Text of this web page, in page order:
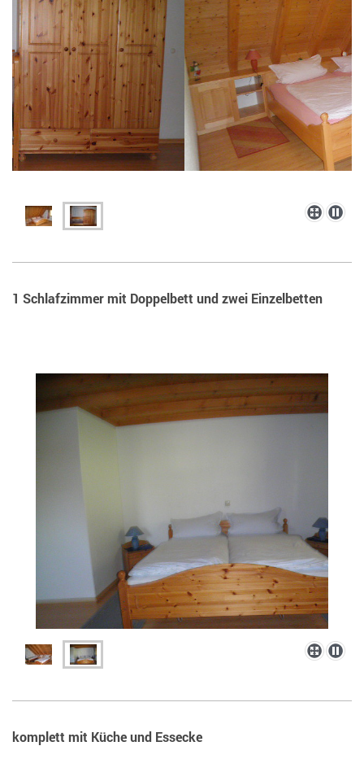
1 Schlafzimmer mit Doppelbett und zwei Einzelbetten
komplett mit Küche und Essecke